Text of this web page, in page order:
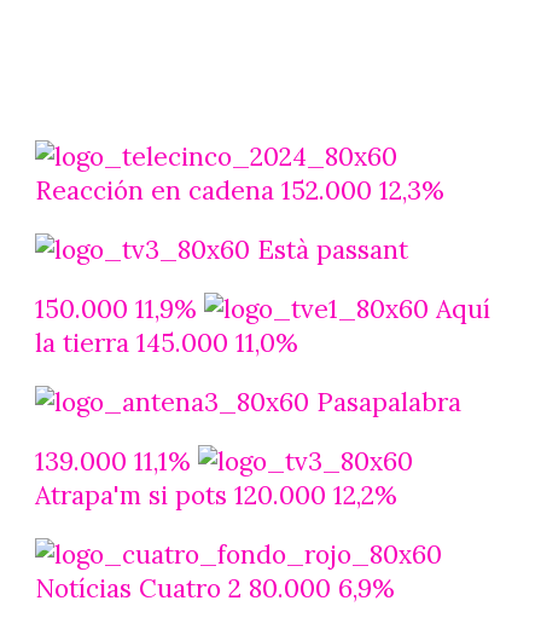
Reacción en cadena 152.000 12,3%
Està passant
150.000 11,9%
Aquí
la tierra 145.000 11,0%
Pasapalabra
139.000 11,1%
Atrapa'm si pots 120.000 12,2%
Notícias Cuatro 2 80.000 6,9%